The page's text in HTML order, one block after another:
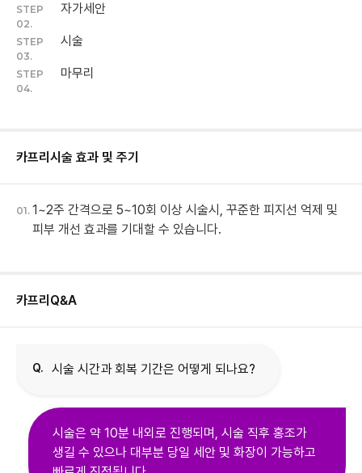
STEP
02.
자가세안
STEP
03.
시술
STEP
04.
마무리
카프리 시술 효과 및 주기
01. 1~2주 간격으로 5~10회 이상 시술시, 꾸준한 피지선 억제 및
피부 개선 효과를 기대할 수 있습니다.
카프리 Q&A
Q. 시술 시간과 회복 기간은 어떻게 되나요?
시술은 약 10분 내외로 진행되며, 시술 직후 홍조가
생길 수 있으나 대부분 당일 세안 및 화장이 가능하고